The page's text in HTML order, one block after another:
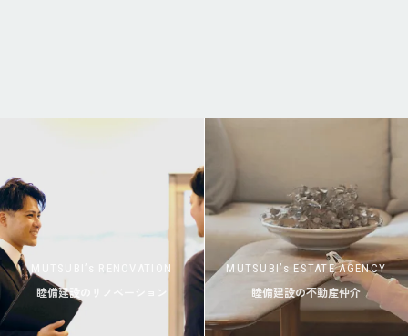
MUTSUBI’s RENOVATION
睦備建設のリノベーション
MUTSUBI’s ESTATE AGENCY
睦備建設の不動産仲介